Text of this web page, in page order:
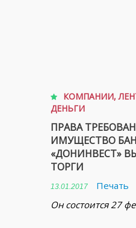
КОМПАНИИ,
ДЕНЬГИ
ПРАВА
ИМУЩЕСТВО
«ДОНИНВЕСТ»
ТОРГИ
13.01.2017
Печать
Он состоится 27